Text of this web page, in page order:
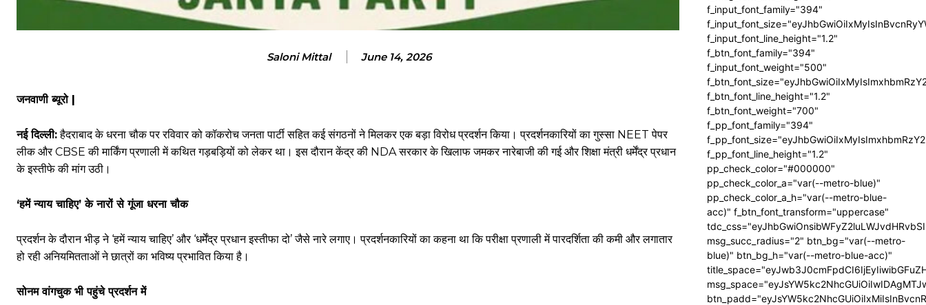
Saloni Mittal June 14, 2026
जनवाणी ब्यूरो |
नई दिल्ली:हैदराबाद के धरना चौक पर रविवार को कॉकरोच जनता पार्टी सहित कई संगठनों ने मिलकर एक बड़ा विरोध प्रदर्शन किया। प्रदर्शनकारियों का गुस्सा NEET पेपर
लीक और CBSE की मार्किंग प्रणाली में कथित गड़बड़ियों को लेकर था। इस दौरान केंद्र की NDA सरकार के खिलाफ जमकर नारेबाजी की गई और शिक्षा मंत्री धर्मेंद्र प्रधान
के इस्तीफे की मांग उठी।
‘हमें न्याय चाहिए’ के नारों से गूंजा धरना चौक
प्रदर्शन के दौरान भीड़ ने ‘हमें न्याय चाहिए’ और ‘धर्मेंद्र प्रधान इस्तीफा दो’ जैसे नारे लगाए। प्रदर्शनकारियों का कहना था कि परीक्षा प्रणाली में पारदर्शिता की कमी और लगातार
हो रही अनियमितताओं ने छात्रों का भविष्य प्रभावित किया है।
सोनम वांगचुक भी पहुंचे प्रदर्शन में
f_input_font_family="394"
f_input_font_line_height="1.2"
f_btn_font_family="394"
f_input_font_weight="500"
f_btn_font_line_height="1.2"
f_btn_font_weight="700"
f_pp_font_family="394"
f_pp_font_line_height="1.2"
pp_check_color="#000000"
pp_check_color_a="var(--metro-blue)"
pp_check_color_a_h="var(--metro-blue-
acc)" f_btn_font_transform="uppercase"
msg_succ_radius="2" btn_bg="var(--metro-
blue)" btn_bg_h="var(--metro-blue-acc)"